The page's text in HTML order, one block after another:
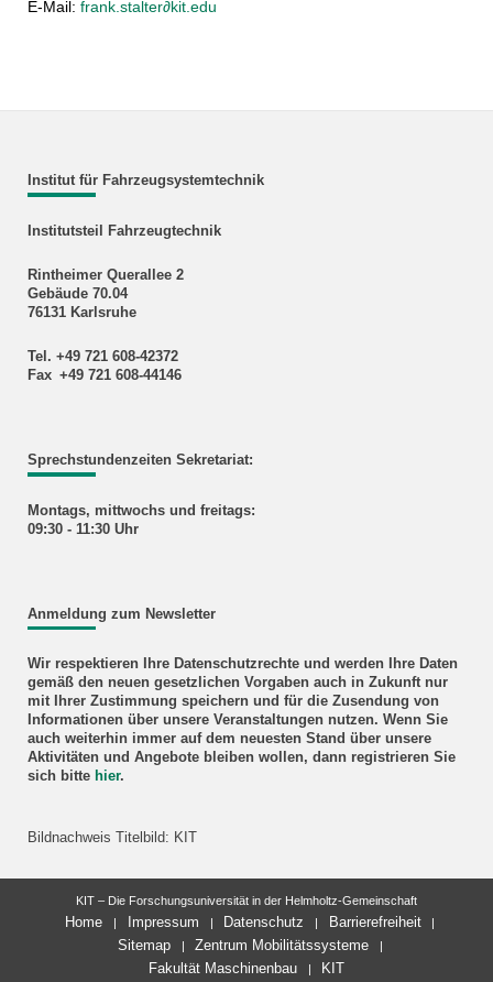
E-Mail: frank.stalter∂kit.edu
Institut für Fahrzeugsystemtechnik
Institutsteil Fahrzeugtechnik
Rintheimer Querallee 2
Gebäude 70.04
76131 Karlsruhe
Tel. +49 721 608-42372
Fax +49 721 608-44146
Sprechstundenzeiten Sekretariat:
Montags, mittwochs und freitags:
09:30 - 11:30 Uhr
Anmeldung zum Newsletter
Wir respektieren Ihre Datenschutzrechte und werden Ihre Daten
gemäß den neuen gesetzlichen Vorgaben auch in Zukunft nur
mit Ihrer Zustimmung speichern und für die Zusendung von
Informationen über unsere Veranstaltungen nutzen. Wenn Sie
auch weiterhin immer auf dem neuesten Stand über unsere
Aktivitäten und Angebote bleiben wollen, dann registrieren Sie
sich bitte hier.
Bildnachweis Titelbild: KIT
KIT – Die Forschungsuniversität in der Helmholtz-Gemeinschaft
Home Impressum Datenschutz
Barrierefreiheit
Sitemap
Zentrum Mobilitätssysteme
Fakultät Maschinenbau
KIT